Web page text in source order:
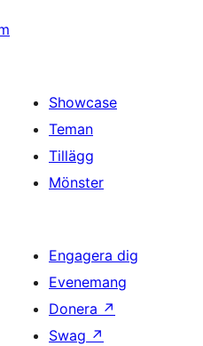
Showcase
Teman
Tillägg
Mönster
Engagera dig
Evenemang
Donera ↗
Swag ↗